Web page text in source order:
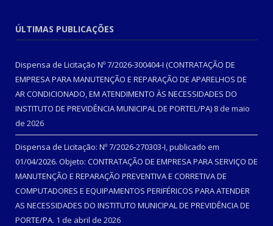
ÚLTIMAS PUBLICAÇÕES
Dispensa de Licitação Nº 7/2026-300404-I (CONTRATAÇÃO DE
EMPRESA PARA MANUTENÇÃO E REPARAÇÃO DE APARELHOS DE
AR CONDICIONADO, EM ATENDIMENTO ÀS NECESSIDADES DO
INSTITUTO DE PREVIDÊNCIA MUNICIPAL DE PORTEL/PA) 8 de maio
de 2026
Dispensa de Licitação: Nº 7/2026-270303-I, publicado em
01/04/2026. Objeto: CONTRATAÇÃO DE EMPRESA PARA SERVIÇO DE
MANUTENÇÃO E REPARAÇÃO PREVENTIVA E CORRETIVA DE
COMPUTADORES E EQUIPAMENTOS PERIFÉRICOS PARA ATENDER
AS NECESSIDADES DO INSTITUTO MUNICIPAL DE PREVIDÊNCIA DE
PORTE/PA. 1 de abril de 2026